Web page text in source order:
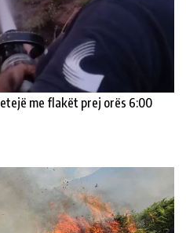
me flakët prej orës 6:00